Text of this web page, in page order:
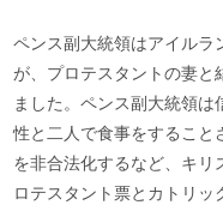
ペンス副大統領はアイルラ
が、プロテスタントの妻と
ました。ペンス副大統領
性と二人で食事をすること
を非合法化するなど、キ
ロテスタント票とカトリッ